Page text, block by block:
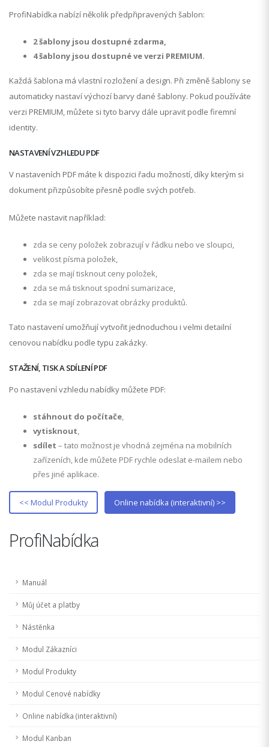
ProfiNabídka nabízí několik předpřipravených šablon:
2 šablony jsou dostupné zdarma,
4 šablony jsou dostupné ve verzi PREMIUM.
Každá šablona má vlastní rozložení a design. Při změně šablony se
automaticky nastaví výchozí barvy dané šablony. Pokud používáte
verzi PREMIUM, můžete si tyto barvy dále upravit podle firemní
identity.
NASTAVENÍ VZHLEDU PDF
V nastaveních PDF máte k dispozici řadu možností, díky kterým si
dokument přizpůsobíte přesně podle svých potřeb.
Můžete nastavit například:
zda se ceny položek zobrazují v řádku nebo ve sloupci,
velikost písma položek,
zda se mají tisknout ceny položek,
zda se má tisknout spodní sumarizace,
zda se mají zobrazovat obrázky produktů.
Tato nastavení umožňují vytvořit jednoduchou i velmi detailní
cenovou nabídku podle typu zakázky.
STAŽENÍ, TISK A SDÍLENÍ PDF
Po nastavení vzhledu nabídky můžete PDF:
stáhnout do počítače,
vytisknout,
sdílet – tato možnost je vhodná zejména na mobilních
zařízeních, kde můžete PDF rychle odeslat e-mailem nebo
přes jiné aplikace.
<< Modul Produkty Online nabídka (interaktivní) >>
ProfiNabídka
Manuál
Můj účet a platby
Nástěnka
Modul Zákazníci
Modul Produkty
Modul Cenové nabídky
Online nabídka (interaktivní)
Modul Kanban